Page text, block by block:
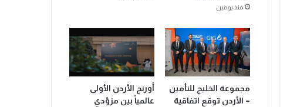
منذ يومين
مجموعة الخليج للتأمين
– الأردن توقع اتفاقية
أورنج الأردن الأولى
عالمياً بين مزوّدي